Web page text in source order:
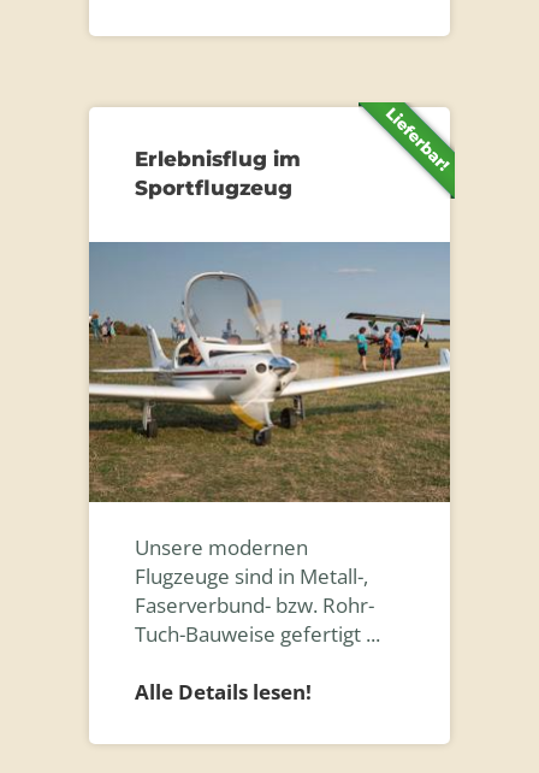
Erlebnisflug im
Sportflugzeug
Unsere modernen
Flugzeuge sind in Metall-,
Faserverbund- bzw. Rohr-
Tuch-Bauweise gefertigt ...
Alle Details lesen!